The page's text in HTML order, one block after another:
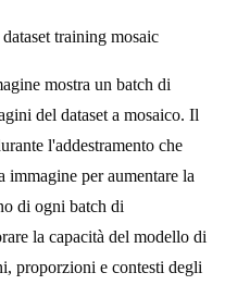
mostra un batch di
del dataset a mosaico. Il
l'addestramento che
per aumentare la
di ogni batch di
la capacità del modello di
proporzioni e contesti degli